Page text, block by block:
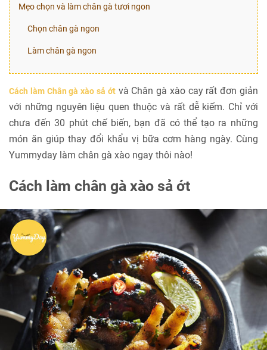
Mẹo chọn và làm chân gà tươi ngon
Chọn chân gà ngon
Làm chân gà ngon
Cách làm Chân gà xào sả ớtvà Chân gà xào cay rất đơn giản
với những nguyên liệu quen thuộc và rất dễ kiếm. Chỉ với
chưa đến 30 phút chế biến, bạn đã có thể tạo ra những
món ăn giúp thay đổi khẩu vị bữa cơm hàng ngày. Cùng
Yummyday làm chân gà xào ngay thôi nào!
Cách làm chân gà xào sả ớt